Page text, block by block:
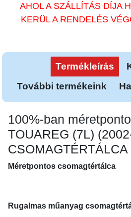
AHOL A SZÁLLÍTÁS DÍJA
KERÜL A RENDELÉS
Termékleírás
További termékeink
100%-ban
TOUAREG (7L)
CSOMAGTÉRTÁLCA
Méretpontos csomagtértálca
Rugalmas műanyag